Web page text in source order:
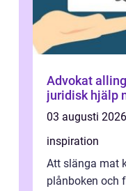
Advokat allingsås så
juridisk hjälp
03 augusti 2026
inspiration
Att slänga mat
plånboken och